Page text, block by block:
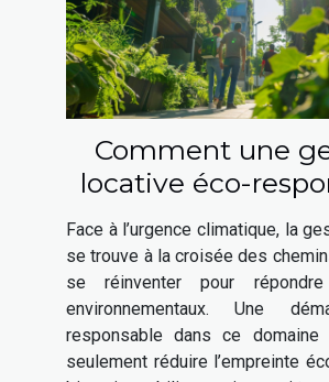
Comment une
locative éco-
peut
marché
Face à l’urgence climatique, la
se trouve à la croisée des
se réinventer pour
environnementaux. Une
responsable dans ce domaine
seulement réduire l’empreinte